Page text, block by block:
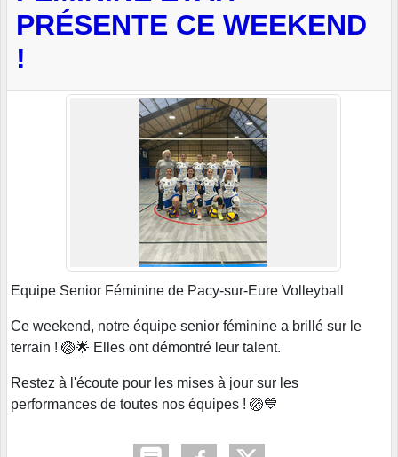
PRÉSENTE CE WEEKEND
!
Equipe Senior Féminine de Pacy-sur-Eure Volleyball
Ce weekend, notre équipe senior féminine a brillé sur le
terrain ! 🏐🌟 Elles ont démontré leur talent.
Restez à l'écoute pour les mises à jour sur les
performances de toutes nos équipes ! 🏐💙